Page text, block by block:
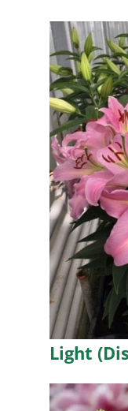
Light